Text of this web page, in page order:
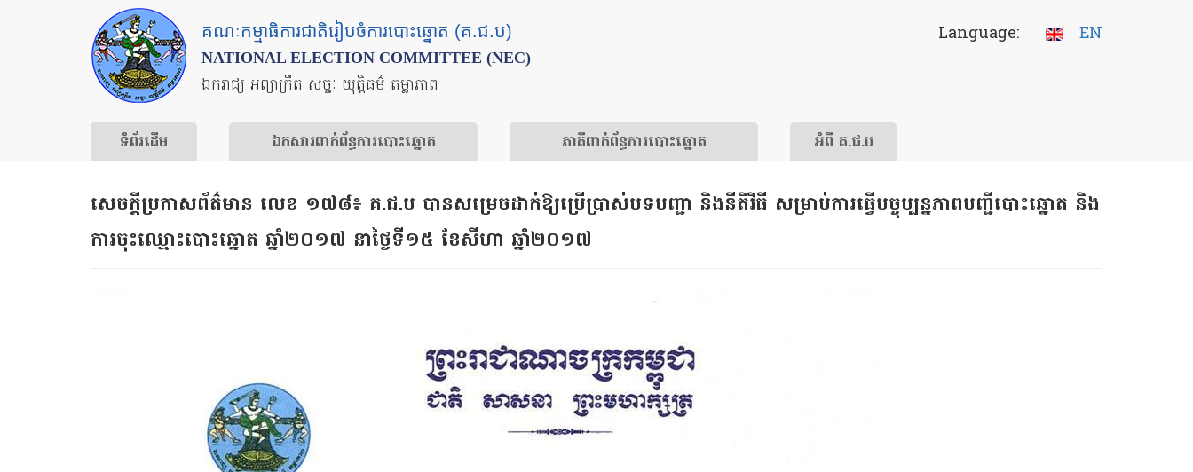
គណៈកម្មាធិការជាតិរៀបចំការបោះឆ្នោត (គ.ជ.ប)
NATIONAL ELECTION COMMITTEE (NEC)
ឯករាជ្យ អព្យាក្រឹត សច្ចៈ យុត្តិធម៌ តម្លាភាព
Language: EN
ទំព័រ​ដើម ឯកសារ​ពាក់ព័ន្ធ​ការ​បោះឆ្នោត ​ភាគីពាក់ព័ន្ធ​​ការ​បោះឆ្នោត អំពី គ.ជ.ប
សេចក្ដីប្រកាសព័ត៌មាន លេខ​ ១៧៨៖​ គ.ជ.ប បាន​សម្រេច​ដាក់ឱ្យប្រើប្រាស់បទបញ្ជា និង​នីតិវិធី​ សម្រាប់​ការ​ធ្វើ​បច្ចុប្បន្នភាព​បញ្ជី​បោះឆ្នោត និង​
ការ​ចុះ​ឈ្មោះ​បោះឆ្នោត​ ឆ្នាំ​២០១៧ នាថ្ងៃទី​១៥ ខែសីហា ឆ្នាំ​២០១៧